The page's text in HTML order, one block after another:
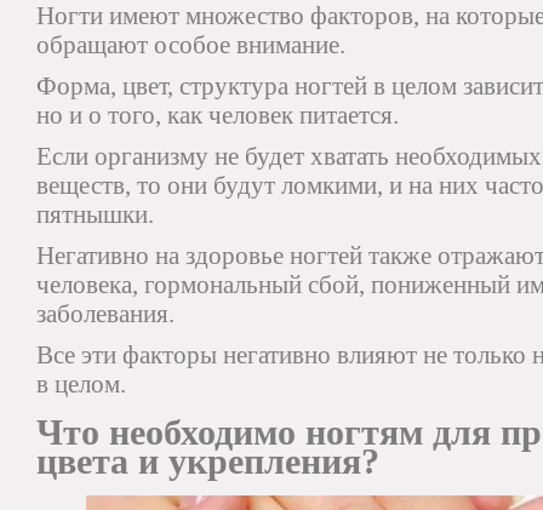
Ногти имеют множество факторов, на
обращают особое внимание.
Форма, цвет, структура ногтей в целом
но и о того, как человек питается.
Если организму не будет хватать
веществ, то они будут ломкими, и на них
пятнышки.
Негативно на здоровье ногтей также
человека, гормональный сбой, пониженный
заболевания.
Все эти факторы негативно влияют не только
в целом.
Что необходимо ногтям для
цвета и укрепления?